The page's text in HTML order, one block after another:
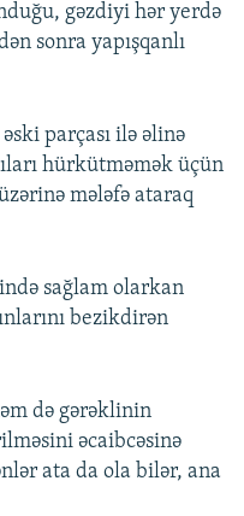
gəzdiyi hər yerdə
sonra yapışqanlı
parçası ilə əlinə
hürkütməmək üçün
mələfə ataraq
sağlam olarkan
bezikdirən
də gərəklinin
əcaibcəsinə
ata da ola bilər, ana